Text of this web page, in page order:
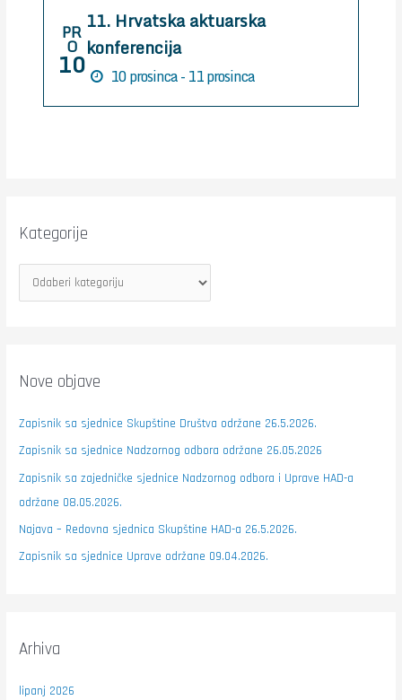
PR
O
10
11. Hrvatska aktuarska
konferencija
10 prosinca - 11 prosinca
Kategorije
Nove objave
Zapisnik sa sjednice Skupštine Društva održane 26.5.2026.
Zapisnik sa sjednice Nadzornog odbora održane 26.05.2026
Zapisnik sa zajedničke sjednice Nadzornog odbora i Uprave HAD-a
održane 08.05.2026.
Najava – Redovna sjednica Skupštine HAD-a 26.5.2026.
Zapisnik sa sjednice Uprave održane 09.04.2026.
Arhiva
lipanj 2026